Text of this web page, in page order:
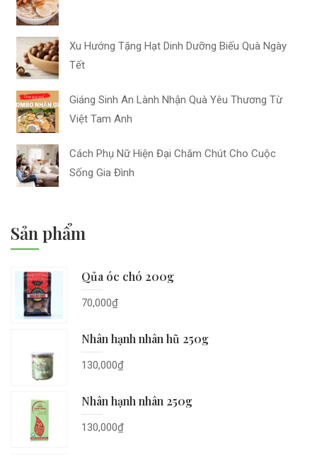
Xu Hướng Tặng Hạt Dinh Dưỡng Biếu Quà Ngày
Tết
Giáng Sinh An Lành Nhận Quà Yêu Thương Từ
Việt Tam Anh
Cách Phụ Nữ Hiện Đại Chăm Chút Cho Cuộc
Sống Gia Đình
Sản phẩm
Qủa óc chó 200g
70,000₫
Nhân hạnh nhân hũ 250g
130,000₫
Nhân hạnh nhân 250g
130,000₫